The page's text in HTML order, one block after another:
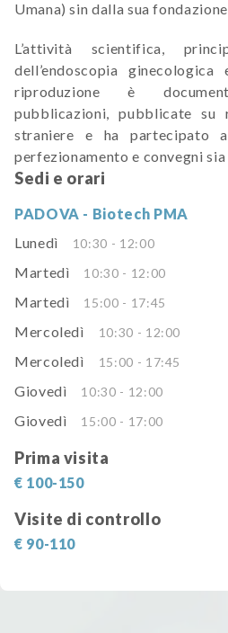
Umana) sin dalla sua
L’attività scientifica,
dell’endoscopia
riproduzione è
pubblicazioni, pubblicate su
straniere e ha partecipato
perfezionamento e convegni
Sedi e orari
PADOVA - Biotech PMA
Lunedì
10:30 - 12:00
Martedì 10:30 - 12:00
Martedì 15:00 - 17:45
Mercoledì 10:30 - 12:00
Mercoledì 15:00 - 17:45
Giovedì 10:30 - 12:00
Giovedì 15:00 - 17:00
Prima visita
€ 100-150
Visite di controllo
€ 90-110